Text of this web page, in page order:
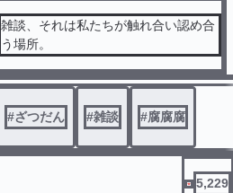
雑談、それは私たちが触れ合い認め合
う場所。
#ざつだん #雑談 #腐腐腐
5,229